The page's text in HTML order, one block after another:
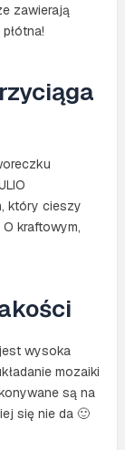
zawierają
który cieszy
kraftowym,
wysoka
mozaiki
są na
się nie da 🙂